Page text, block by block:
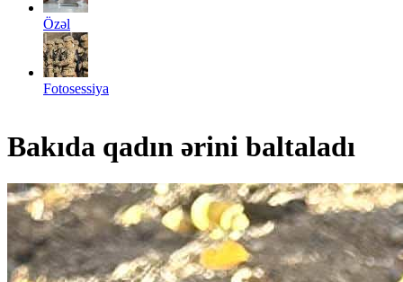
Özəl
Fotosessiya
Bakıda qadın ərini baltaladı